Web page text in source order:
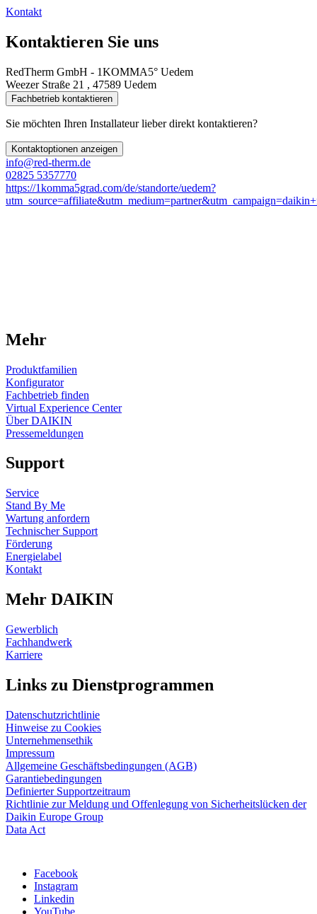
Kontakt
Kontaktieren Sie uns
RedTherm GmbH - 1KOMMA5° Uedem
Weezer Straße 21 , 47589 Uedem
Fachbetrieb kontaktieren
Sie möchten Ihren Installateur lieber direkt kontaktieren?
Kontaktoptionen anzeigen
info@red-therm.de
02825 5357770
https://1komma5grad.com/de/standorte/uedem?
Mehr
Produktfamilien
Konfigurator
Fachbetrieb finden
Virtual Experience Center
Über DAIKIN
Pressemeldungen
Support
Service
Stand By Me
Wartung anfordern
Technischer Support
Förderung
Energielabel
Kontakt
Mehr DAIKIN
Gewerblich
Fachhandwerk
Karriere
Links zu Dienstprogrammen
Datenschutzrichtlinie
Hinweise zu Cookies
Unternehmensethik
Impressum
Allgemeine Geschäftsbedingungen (AGB)
Garantiebedingungen
Definierter Supportzeitraum
Richtlinie zur Meldung und Offenlegung von Sicherheitslücken der
Daikin Europe Group
Data Act
Facebook
Instagram
Linkedin
YouTube